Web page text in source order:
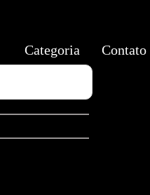
Categoria Contato